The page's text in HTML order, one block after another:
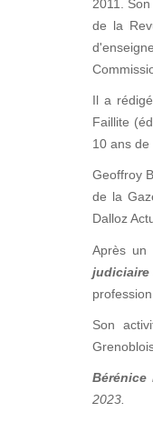
2011.
de la
Il a
Faillite
10 ans
Geoffroy
de la
Dalloz
Après un
judiciaire
Son
Bérénice
2023.